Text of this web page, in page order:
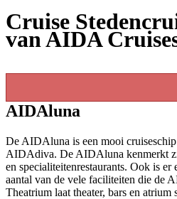
Cruise
van AIDA
AIDAluna
De AIDAluna is een mooi
AIDAdiva. De AIDAluna kenmerkt
en specialiteitenrestaurants. Ook is
aantal van de vele faciliteiten die de
Theatrium laat theater, bars en